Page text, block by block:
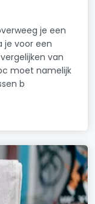
je een
je voor een
van
moet namelijk
b